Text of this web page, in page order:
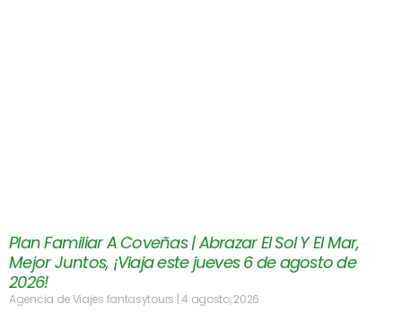
Plan Familiar A Coveñas | Abrazar El Sol Y El Mar,
Mejor Juntos, ¡Viaja este jueves 6 de agosto de
2026!
Agencia de Viajes fantasytours 4 agosto, 2026